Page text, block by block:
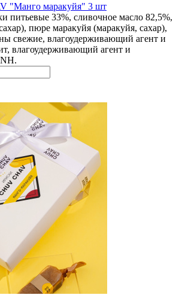
"Манго маракуйя" 3 шт
питьевые 33%, сливочное масло 82,5%,
пюре маракуйя (маракуйя, сахар),
свежие, влагоудерживающий агент и
влагоудерживающий агент и